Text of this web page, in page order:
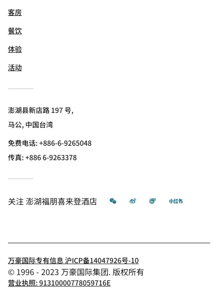
客房
餐饮
体验
活动
澎湖县新店路 197 号,
马公, 中国台湾
免费电话:+886-6-9265048
传真:+886 6-9263378
关注澎湖福朋喜来登酒店 微信 微博 飞猪 小红书
万豪国际专有信息 沪ICP备14047926号-10
© 1996 - 2023 万豪国际集团. 版权所有
营业执照: 91310000778059716E